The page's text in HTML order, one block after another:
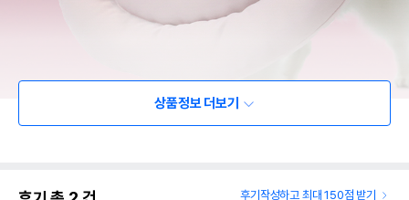
상품정보 더보기
후기작성하고 최대 150점 받기